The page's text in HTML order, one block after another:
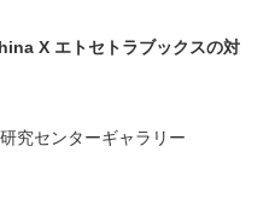
X エトセトラブックスの対
究センターギャラリー